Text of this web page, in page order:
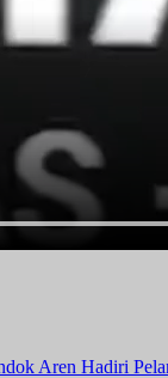
Aren Hadiri